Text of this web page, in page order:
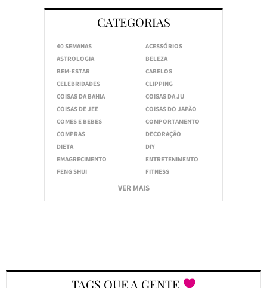
CATEGORIAS
40 SEMANAS
ACESSÓRIOS
ASTROLOGIA
BELEZA
BEM-ESTAR
CABELOS
CELEBRIDADES
CLIPPING
COISAS DA BAHIA
COISAS DA JU
COISAS DE JEE
COISAS DO JAPÃO
COMES E BEBES
COMPORTAMENTO
COMPRAS
DECORAÇÃO
DIETA
DIY
EMAGRECIMENTO
ENTRETENIMENTO
FENG SHUI
FITNESS
VER MAIS
TAGS QUE A GENTE